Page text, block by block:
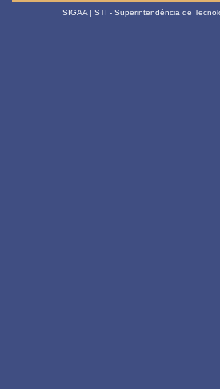
SIGAA | STI - Superintendência de